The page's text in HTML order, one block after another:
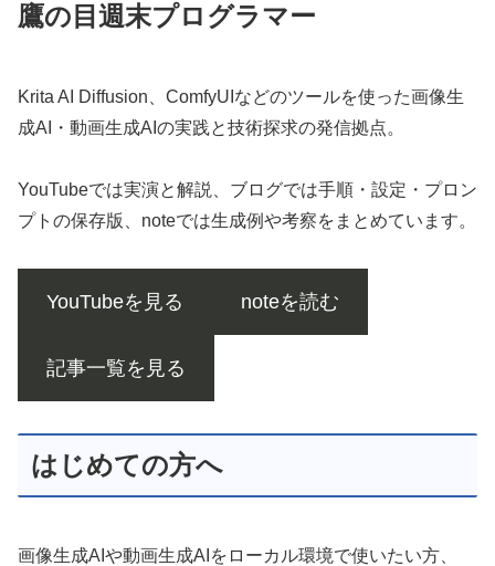
鷹の目週末プログラマー
Krita AI Diffusion、ComfyUIなどのツールを使った画像生
成AI・動画生成AIの実践と技術探求の発信拠点。
YouTubeでは実演と解説、ブログでは手順・設定・プロン
プトの保存版、noteでは生成例や考察をまとめています。
YouTubeを見る noteを読む
記事一覧を見る
はじめての方へ
画像生成AIや動画生成AIをローカル環境で使いたい方、